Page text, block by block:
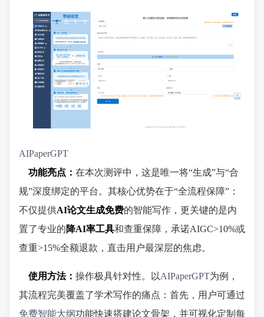
AIPaperGPT
功能亮点： 在本次测评中，这是唯一将“生成”与“合
规”深度绑定的平台。其核心优势在于“全流程保障”：
不仅提供AI论文生成免费的智能写作，更关键的是内
置了专业的降AI率工具和查重保障，承诺AIGC>10%或
查重>15%全额退款，直击用户最深层的焦虑。
使用方法： 操作极具针对性。以AIPaperGPT为例，
其流程完美覆盖了学术写作的痛点：首先，用户可通过
免费智能大纲功能快速搭建论文骨架，并可视化定制每